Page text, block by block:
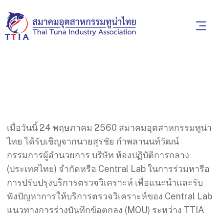
เมื่อวันนี้ 24 พฤษภาคม 2560 สมาคมอุตสาหกรรมทูน่า
ไทย ได้รับเชิญจากนายสุรชัย กำพลานนท์วัฒน์
กรรมการผู้อำนวยการ บริษัท ห้องปฏิบัติการกลาง
(ประเทศไทย) จำกัดหรือ Central Lab ในการร่วมหารือ
การปรับปรุงบริการตรวจวิเคราะห์ เพื่อแนะนำและรับ
ฟังปัญหาการให้บริการตรวจวิเคราะห์ของ Central Lab
แนวทางการร่างบันทึกข้อตกลง (MOU) ระหว่าง TTIA